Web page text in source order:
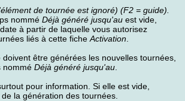
de tournée est ignoré) (F2 = guide).
nommé Déjà généré jusqu'au est vide,
à partir de laquelle vous autorisez
liés à cette fiche Activation
être générées les nouvelles tournées,
nommé Déjà généré jusqu'au
pour information. Si elle est vide,
la génération des tournées.